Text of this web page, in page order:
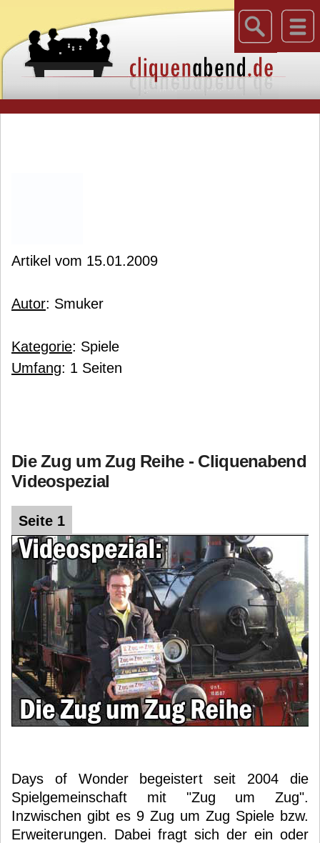
Artikel vom 15.01.2009
Autor: Smuker
Kategorie: Spiele
Umfang: 1 Seiten
Die Zug um Zug Reihe - Cliquenabend
Videospezial
Seite 1
Days of Wonder begeistert seit 2004 die
Spielgemeinschaft mit "Zug um Zug".
Inzwischen gibt es 9 Zug um Zug Spiele bzw.
Erweiterungen. Dabei fragt sich der ein oder